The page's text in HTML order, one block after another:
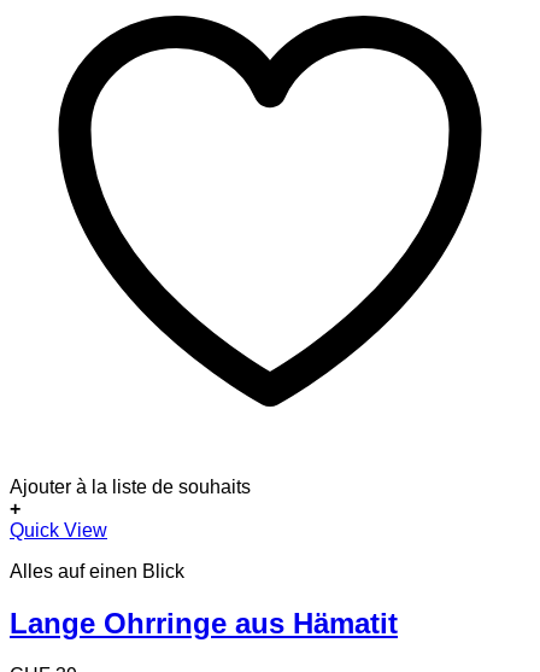
Ajouter à la liste de souhaits
+
Quick View
Alles auf einen Blick
Lange Ohrringe aus Hämatit